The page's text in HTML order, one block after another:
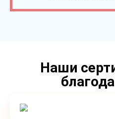
Наши